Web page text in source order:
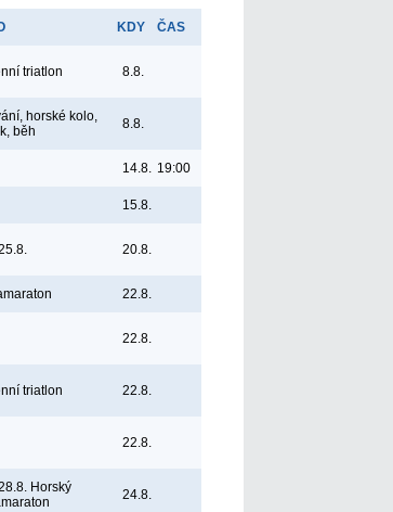
KDY ČAS
triatlon 8.8.
horské kolo,
běh
8.8.
14.8. 19:00
15.8.
20.8.
22.8.
22.8.
triatlon 22.8.
22.8.
Horský
24.8.